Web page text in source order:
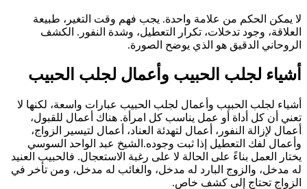
لا يمكن الحكم من علامة واحدة. يجب فهم وقت التغير، طبيعة
العلاقة، وجود تدخلات، تكرار التعطيل، وشدة النفور. الكشف
الروحاني الدقيق هو الذي يوضح الصورة.
أشياء لجلب الحبيب وأعمال لجلب الحبيب
أشياء لجلب الحبيب وأعمال لجلب الحبيب عبارات واسعة، لكنها لا
تعني أن كل أداة أو عمل يناسب كل امرأة. هناك أعمال للقبول،
أعمال لإزالة النفور، أعمال لتهدئة العناد، أعمال لتيسير الزواج،
وأعمال لفك التعطيل إذا ثبت وجوده.الشيخ عبد الواحد السوسي
يختار العمل بناءً على الحالة لا على رغبة الاستعجال. فالحبيب العنيد
له مدخل، والزوج البارد له مدخل، والغائب له مدخل، ومن تأخر في
الزواج تحتاج إلى كشف خاص.